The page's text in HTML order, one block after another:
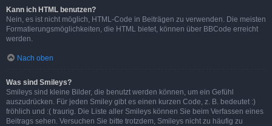
Kann ich HTML benutzen?
Nein, es ist nicht möglich, HTML-Code in Beiträgen zu verwenden. Die meisten
Formatierungsmöglichkeiten, die HTML bietet, können über BBCode erreicht
werden.
Nach oben
Was sind Smileys?
Smileys sind kleine Bilder, die benutzt werden können, um ein Gefühl
auszudrücken. Für jeden Smiley gibt es einen kurzen Code, z. B. bedeutet :)
fröhlich und :( traurig. Die Liste aller Smileys können Sie beim Verfassen eines
Beitrags sehen. Versuchen Sie bitte trotzdem, Smileys nicht zu häufig zu